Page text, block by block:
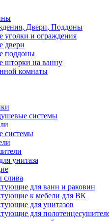
Двери, Поддоны
уголки и ограждения
двери
поддоны
шторки на ванну
комнаты
системы
системы
унитаза
слива
для ванн и раковин
к мебели для ВК
для унитазов
для